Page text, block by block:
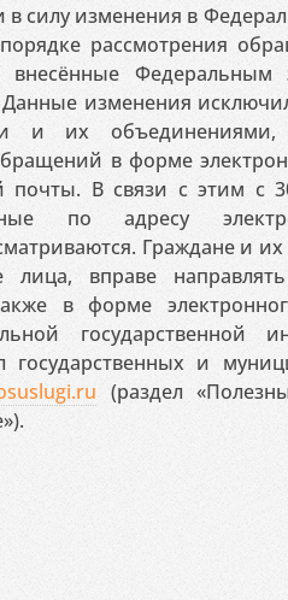
в силу изменения в
рассмотрения
внесённые
изменения
и их
в форме
почты. В связи с этим с
по адресу
Граждане и
лица, вправе
в форме
государственной
и
(раздел